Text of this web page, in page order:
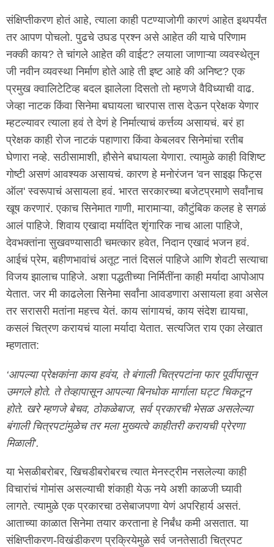
संक्षिप्तीकरण होतं आहे, त्याला काही पटण्याजोगी कारणं आहेत इथपर्यंत
तर आपण पोचलो. पुढचे उघड प्रश्न असे आहेत की याचे परिणाम
नक्की काय? ते चांगले आहेत की वाईट? लयाला जाणाऱ्या व्यवस्थेतून
जी नवीन व्यवस्था निर्माण होते आहे ती इष्ट आहे की अनिष्ट? एक
प्रमुख क्वालिटेटिव्ह बदल झालेला दिसतो तो म्हणजे वैविध्याची वाढ.
जेव्हा नाटक किंवा सिनेमा बघायला चारपास तास देऊन प्रेक्षक येणार
म्हटल्यावर त्याला हवं ते देणं हे निर्मात्याचं कर्त्तव्य असायचं. बरं हा
प्रेक्षक काही रोज नाटकं पहाणारा किंवा केबलवर सिनेमांचा रतीब
घेणारा नव्हे. सठीसामाशी, हौसेने बघायला येणारा. त्यामुळे काही विशिष्ट
गोष्टी असणं आवश्यक असायचं. कारण हे मनोरंजन 'वन साइझ फिट्स
ऑल' स्वरूपाचं असायला हवं. भारत सरकारच्या बजेटप्रमाणे सर्वांनाच
खूष करणारं. एकाच सिनेमात गाणी, मारामाऱ्या, कौटुंबिक कलह हे सगळं
आलं पाहिजे. शिवाय एखादा मर्यादित शृंगारिक नाच आला पाहिजे,
देवभक्तांना सुखवण्यासाठी चमत्कार हवेत, निदान एखादं भजन हवं.
आईचं प्रेम, बहीणभावांचं अतूट नातं दिसलं पाहिजे आणि शेवटी सत्याचा
विजय झालाच पाहिजे. अशा पद्धतीच्या निर्मितींना काही मर्यादा आपोआप
येतात. जर मी काढलेला सिनेमा सर्वांना आवडणारा असायला हवा असेल
तर सरासरी मतांना महत्त्व येतं. काय सांगायचं, काय संदेश द्यायचा,
कसलं चित्रण करायचं याला मर्यादा येतात. सत्यजित राय एका लेखात
म्हणतात:
‘आपल्या प्रेक्षकांना काय हवंय, ते बंगाली चित्रपटांना फार पूर्वीपासून
उमगले होते. ते तेव्हापासून आपल्या बिनधोक मार्गाला घट्ट चिकटून
होते. खरे म्हणजे बेचव, ठोकळेबाज, सर्व प्रकारची भेसळ असलेल्या
बंगाली चित्रपटांमुळेच तर मला मुख्यत्वे काहीतरी करायची प्रेरणा
मिळाली’.
या भेसळीबरोबर, खिचडीबरोबरच त्यात मेनस्ट्रीम नसलेल्या काही
विचारांचं गोमांस असल्याची शंकाही येऊ नये अशी काळजी घ्यावी
लागते. त्यामुळे एक प्रकारचा ठसेबाजपणा येणं अपरिहार्य असतं.
आताच्या काळात सिनेमा तयार करताना हे निर्बंध कमी असतात. या
संक्षिप्तीकरण-विखंडीकरण प्रक्रियेमुळे सर्व जनतेसाठी चित्रपट